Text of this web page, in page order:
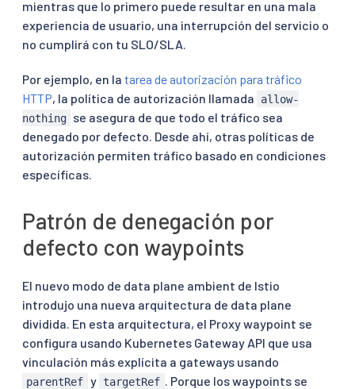
mientras que lo primero puede resultar en una mala
experiencia de usuario, una interrupción del servicio o
no cumplirá con tu SLO/SLA.
Por ejemplo, en la tarea de autorización para tráfico
HTTP, la política de autorización llamada
allow-
nothing se asegura de que todo el tráfico sea
denegado por defecto. Desde ahí, otras políticas de
autorización permiten tráfico basado en condiciones
específicas.
Patrón de denegación por
defecto con waypoints
El nuevo modo de data plane ambient de Istio
introdujo una nueva arquitectura de data plane
dividida. En esta arquitectura, el Proxy waypoint se
configura usando Kubernetes Gateway API que usa
vinculación más explícita a gateways usando
parentRef y targetRef
. Porque los waypoints se